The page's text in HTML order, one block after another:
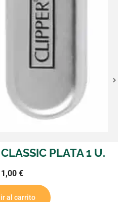
PLATA 1 U.
€
al carrito